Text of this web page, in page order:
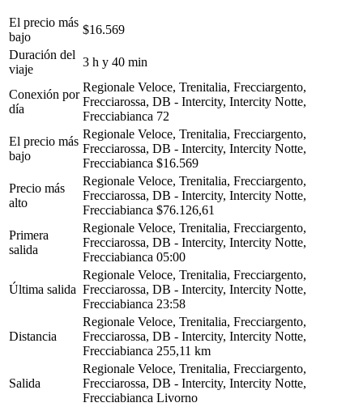
El precio más
bajo
$16.569
Duración del
viaje
3 h y 40 min
Conexión por
día
Regionale Veloce, Trenitalia, Frecciargento,
Frecciarossa, DB - Intercity, Intercity Notte,
Frecciabianca 72
El precio más
bajo
Regionale Veloce, Trenitalia, Frecciargento,
Frecciarossa, DB - Intercity, Intercity Notte,
Frecciabianca $16.569
Precio más
alto
Regionale Veloce, Trenitalia, Frecciargento,
Frecciarossa, DB - Intercity, Intercity Notte,
Frecciabianca $76.126,61
Primera
salida
Regionale Veloce, Trenitalia, Frecciargento,
Frecciarossa, DB - Intercity, Intercity Notte,
Frecciabianca 05:00
Última salida
Regionale Veloce, Trenitalia, Frecciargento,
Frecciarossa, DB - Intercity, Intercity Notte,
Frecciabianca 23:58
Distancia
Regionale Veloce, Trenitalia, Frecciargento,
Frecciarossa, DB - Intercity, Intercity Notte,
Frecciabianca 255,11 km
Salida
Regionale Veloce, Trenitalia, Frecciargento,
Frecciarossa, DB - Intercity, Intercity Notte,
Frecciabianca Livorno